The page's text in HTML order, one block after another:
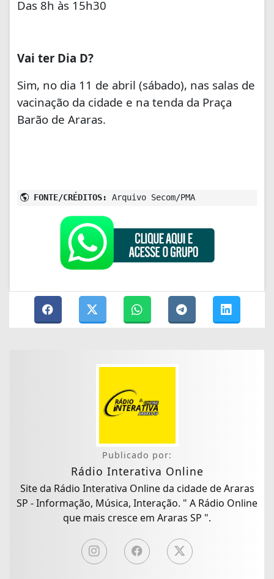
Das 8h às 15h30
Vai ter Dia D?
Sim, no dia 11 de abril (sábado), nas salas de
vacinação da cidade e na tenda da Praça
Barão de Araras.
FONTE/CRÉDITOS: Arquivo Secom/PMA
Publicado por:
Rádio Interativa Online
Site da Rádio Interativa Online da cidade de Araras
SP - Informação, Música, Interação. " A Rádio Online
que mais cresce em Araras SP ".